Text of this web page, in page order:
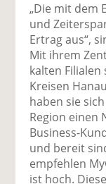
„Die mit dem
und
Ertrag aus“,
Mit ihrem
kalten Filialen
Kreisen
haben sie
Region einen
Business-
und bereit
empfehlen
ist hoch.